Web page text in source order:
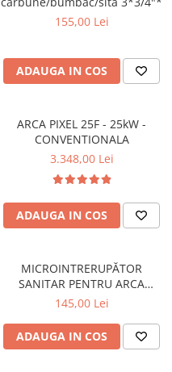
155,00 Lei
ADAUGA IN COS
ARCA PIXEL 25F - 25kW -
CONVENTIONALA
3.348,00 Lei
ADAUGA IN COS
MICROINTRERUPĂTOR
SANITAR PENTRU ARCA
MILENIUM / POCKET I -
145,00 Lei
ADAUGA IN COS